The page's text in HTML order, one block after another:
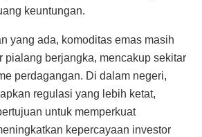
keuntungan.
yang ada, komoditas emas masih
pialang berjangka, mencakup sekitar
perdagangan. Di dalam negeri,
regulasi yang lebih ketat,
untuk memperkuat
kepercayaan investor